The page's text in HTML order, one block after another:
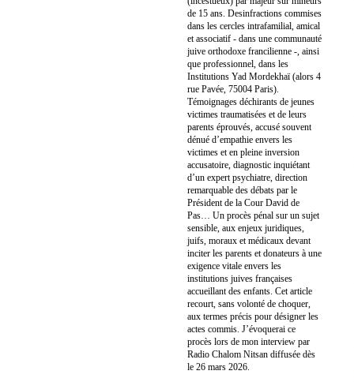
de 15 ans. Desinfractions commises
dans les cercles intrafamilial, amical
et associatif - dans une communauté
juive orthodoxe francilienne -, ainsi
que professionnel, dans les
Institutions Yad Mordekhaï (alors 4
rue Pavée, 75004 Paris).
Témoignages déchirants de jeunes
victimes traumatisées et de leurs
parents éprouvés, accusé souvent
dénué d’empathie envers les
victimes et en pleine inversion
accusatoire, diagnostic inquiétant
d’un expert psychiatre, direction
remarquable des débats par le
Président de la Cour David de
Pas… Un procès pénal sur un sujet
sensible, aux enjeux juridiques,
juifs, moraux et médicaux devant
inciter les parents et donateurs à une
exigence vitale envers les
institutions juives françaises
accueillant des enfants. Cet article
recourt, sans volonté de choquer,
aux termes précis pour désigner les
actes commis. J’évoquerai ce
procès lors de mon interview par
Radio Chalom Nitsan diffusée dès
le 26 mars 2026.